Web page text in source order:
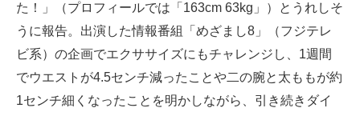
た！」（プロフィールでは「163cm 63kg」）とうれしそ
うに報告。出演した情報番組「めざまし8」（フジテレ
ビ系）の企画でエクササイズにもチャレンジし、1週間
でウエストが4.5センチ減ったことや二の腕と太ももが約
1センチ細くなったことを明かしながら、引き続きダイ